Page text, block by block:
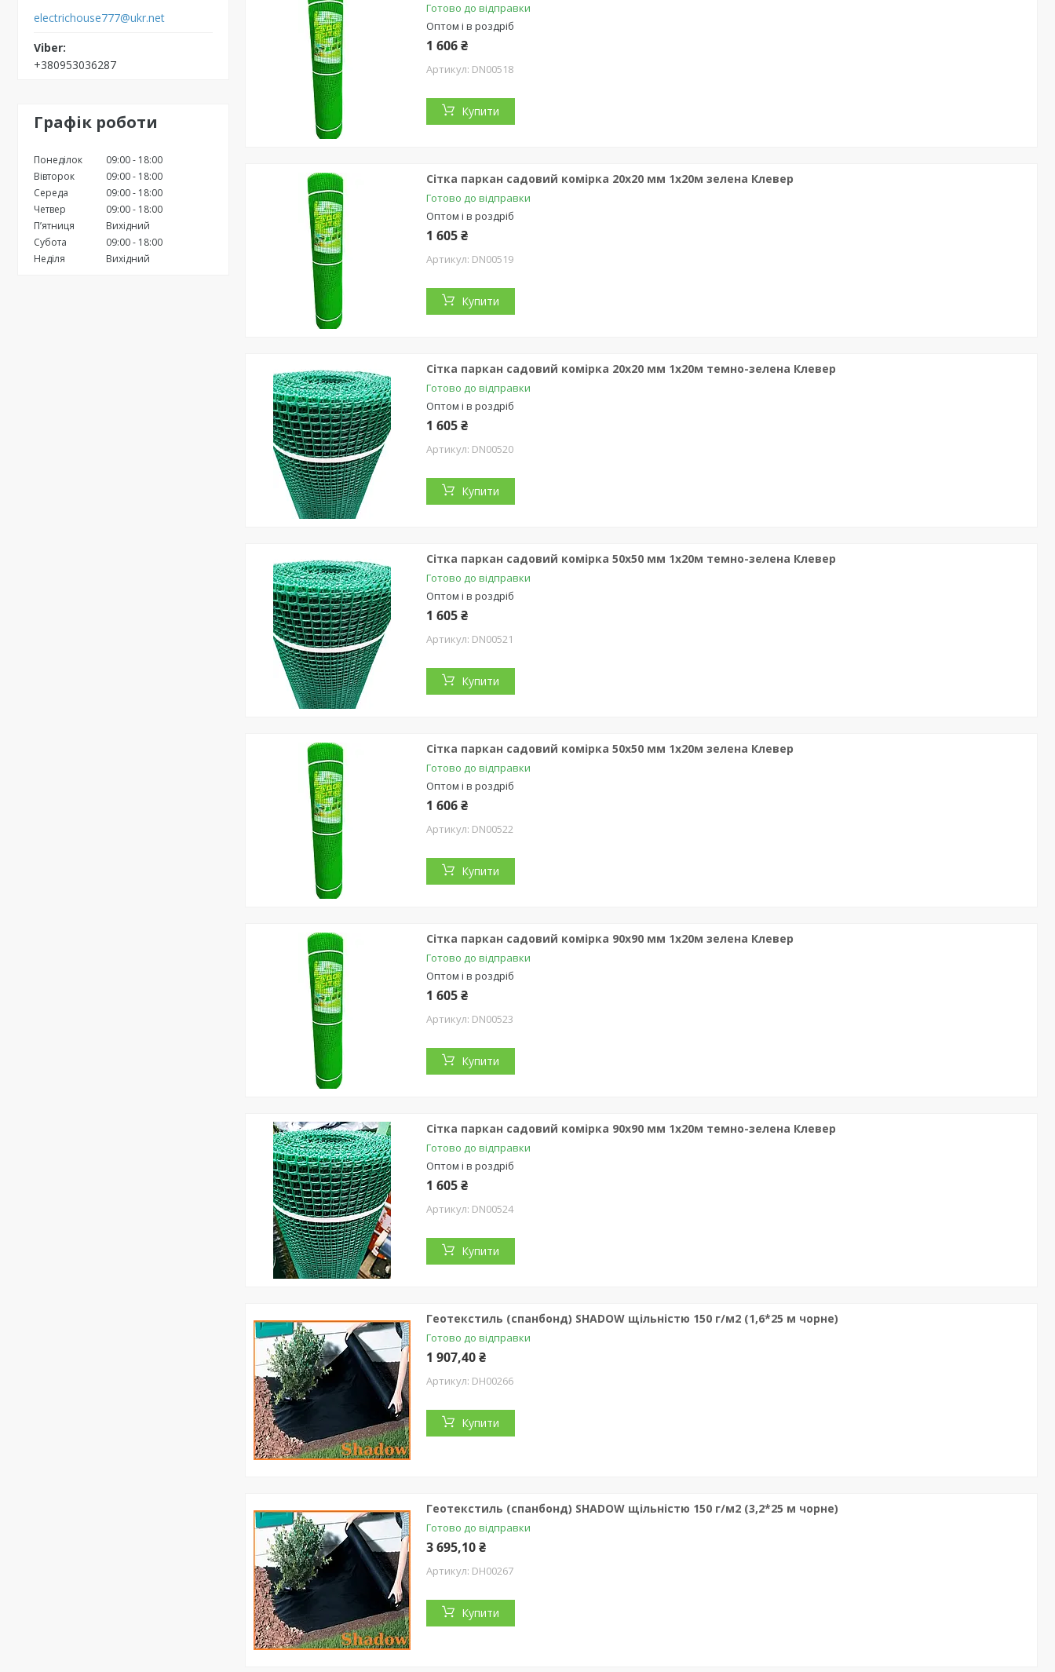
electrichouse777@ukr.net
+380953036287
Графік роботи
Понеділок 09:00
18:00
Вівторок
09:00
18:00
Середа
09:00
18:00
Четвер
09:00
18:00
Пʼятниця
Вихідний
Субота
09:00
18:00
Неділя
Вихідний
Готово до відправки
Оптом і в роздріб
1 606 ₴
DN00518
Купити
Сітка паркан садовий комірка 20х20 мм 1х20м зелена Клевер
Готово до відправки
Оптом і в роздріб
1 605 ₴
DN00519
Купити
Сітка паркан садовий комірка 20х20 мм 1х20м темно-зелена Клевер
Готово до відправки
Оптом і в роздріб
1 605 ₴
DN00520
Купити
Сітка паркан садовий комірка 50х50 мм 1х20м темно-зелена Клевер
Готово до відправки
Оптом і в роздріб
1 605 ₴
DN00521
Купити
Сітка паркан садовий комірка 50х50 мм 1х20м зелена Клевер
Готово до відправки
Оптом і в роздріб
1 606 ₴
DN00522
Купити
Сітка паркан садовий комірка 90х90 мм 1х20м зелена Клевер
Готово до відправки
Оптом і в роздріб
1 605 ₴
DN00523
Купити
Сітка паркан садовий комірка 90х90 мм 1х20м темно-зелена Клевер
Готово до відправки
Оптом і в роздріб
1 605 ₴
DN00524
Купити
Геотекстиль (спанбонд) SHADOW щільністю 150 г/м2 (1,6*25 м чорне)
Готово до відправки
1 907,40 ₴
DH00266
Купити
Геотекстиль (спанбонд) SHADOW щільністю 150 г/м2 (3,2*25 м чорне)
Готово до відправки
3 695,10 ₴
DH00267
Купити